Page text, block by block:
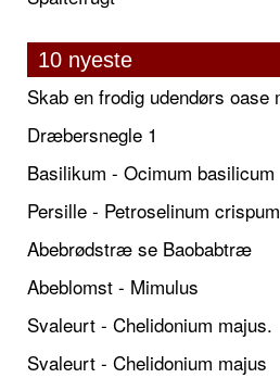
10 nyeste
Dræbersnegle 1
Basilikum - Ocimum basilicum
Persille - Petroselinum crispum
Abebrødstræ se Baobabtræ
Abeblomst - Mimulus
Svaleurt - Chelidonium majus.
Svaleurt - Chelidonium majus